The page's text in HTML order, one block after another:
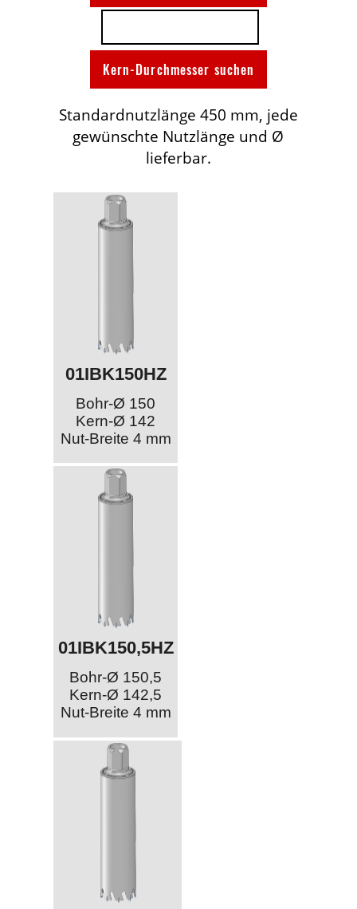
Standardnutzlänge 450 mm, jede
gewünschte Nutzlänge und Ø
lieferbar.
01IBK150HZ
Bohr-Ø 150
Kern-Ø 142
Nut-Breite 4 mm
01IBK150,5HZ
Bohr-Ø 150,5
Kern-Ø 142,5
Nut-Breite 4 mm